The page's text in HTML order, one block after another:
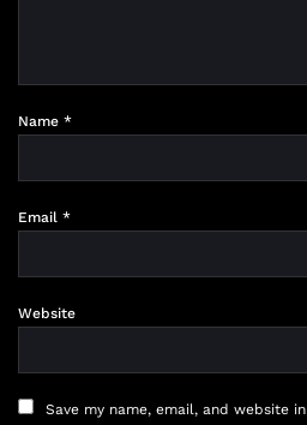
Name *
Email *
Website
Save my name, email, and website